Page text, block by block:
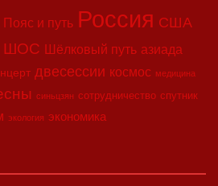
Пояс и путь Россия США
ШОС Шёлковый путь азиада
двесессии космос медицина
синьцзян сотрудничество спутник
экология экономика